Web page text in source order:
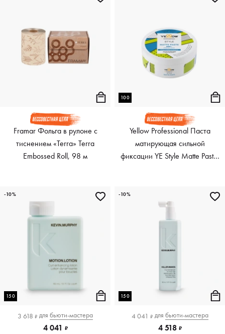
Framar Фольга в рулоне с
тиснением «Terra» Terra
Embossed Roll, 98 м
100
Yellow Professional Паста
матирующая сильной
фиксации YE Style Matte Paste,
150
3 618 ₽ для бьюти-мастера
4 041 ₽
-10%
150
4 041 ₽ для бьюти-мастера
4 518 ₽
-10%